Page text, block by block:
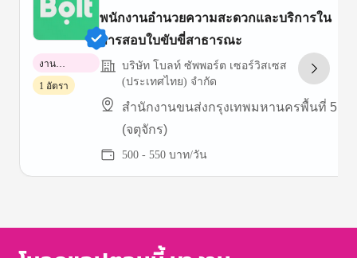
พนักงานอำนวยความสะดวกและบริการใน
การสอบใบขับขี่สาธารณะ
บริษัท โบลท์ ซัพพอร์ต เซอร์วิสเซส
(ประเทศไทย) จำกัด
สำนักงานขนส่งกรุงเทพมหานครพื้นที่ 5
(จตุจักร)
500 - 550 บาท/วัน
งาน
พาร์ทไทม์
1 อัตรา
of